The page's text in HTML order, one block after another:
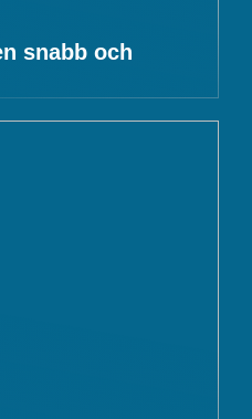
snabb och